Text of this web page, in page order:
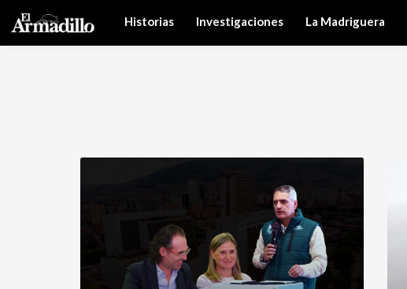
Historias Investigaciones La Madriguera